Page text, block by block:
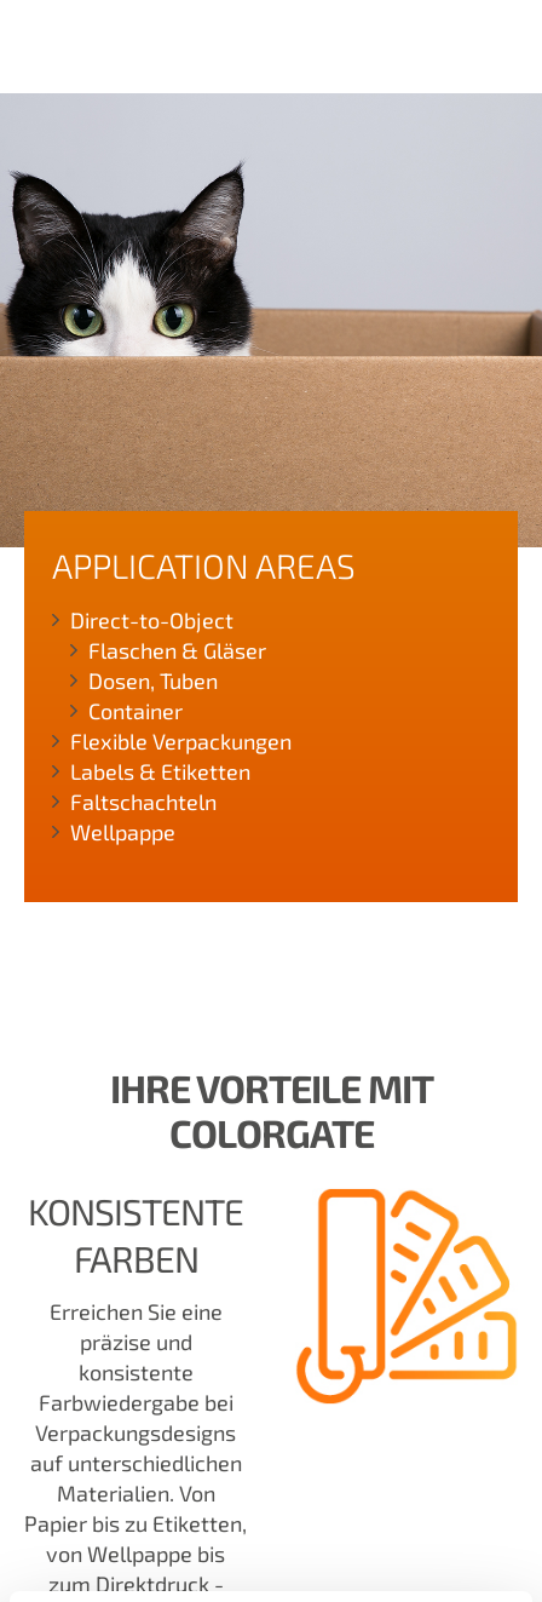
APPLICATION AREAS
Direct-to-Object
Flaschen & Gläser
Dosen, Tuben
Container
Flexible Verpackungen
Labels & Etiketten
Faltschachteln
Wellpappe
IHRE VORTEILE MIT
COLORGATE
KONSISTENTE
FARBEN
Erreichen Sie eine
präzise und
konsistente
Farbwiedergabe bei
Verpackungsdesigns
auf unterschiedlichen
Materialien. Von
Papier bis zu Etiketten,
von Wellpappe bis
zum Direktdruck -